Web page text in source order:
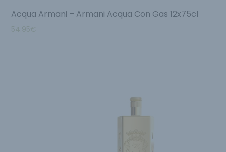
Acqua Armani – Armani Acqua Con Gas 12x75cl
54.95€